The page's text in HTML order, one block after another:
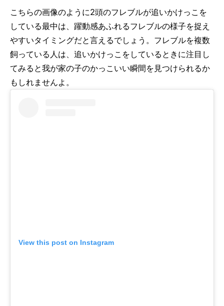
こちらの画像のように2頭のフレブルが追いかけっこを
している最中は、躍動感あふれるフレブルの様子を捉え
やすいタイミングだと言えるでしょう。フレブルを複数
飼っている人は、追いかけっこをしているときに注目し
てみると我が家の子のかっこいい瞬間を見つけられるか
もしれませんよ。
View this post on Instagram